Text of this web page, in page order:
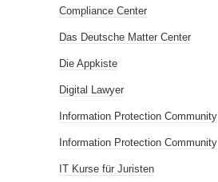
Compliance Center
Das Deutsche Matter Center
Die Appkiste
Digital Lawyer
Information Protection Community
Information Protection Community
IT Kurse für Juristen